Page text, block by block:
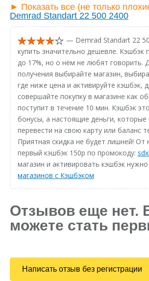
► Показать все (не только
Demrad Standart 22 500 2400
— Demrad Standart 22
купить значительно дешевле. Кэшбэк
до 17%, но о нём не любят говорить.
получения выбирайте магазин,
где ниже цена и активируйте кэшбэк,
совершайте покупку в магазине как
поступит в течение 10 мин. Кэшбэк
бонусы, а настоящие деньги,
перевести на свою карту или баланс
Приятная скидка не будет лишней! От
первый кэшбэк 150р по промокоду:
магазин и активировать кэшбэк нужно
магазинов с Кэшбэком
Отзывов еще нет.
можете стать
Написать отзыв без регистрации